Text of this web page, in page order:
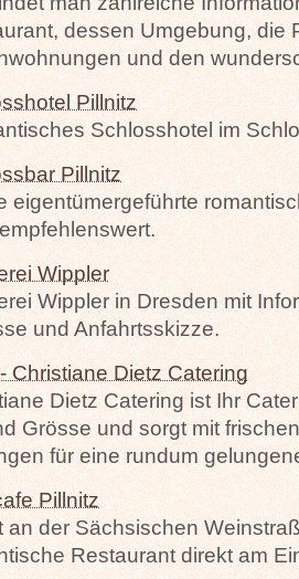
dessen Umgebung, die
und den
Pillnitz
Schlosshotel im
Pillnitz
eigentümergeführte
Wippler
Wippler in Dresden mit
und Anfahrtsskizze.
Christiane Dietz Catering
Dietz Catering ist Ihr
Grösse und sorgt mit
für eine rundum
Pillnitz
an der Sächsischen
Restaurant direkt am